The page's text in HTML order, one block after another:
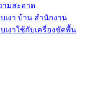
ามสะอาด
เงา บ้าน สำนักงาน
เงาใช้กับเครื่องขัดพื้น